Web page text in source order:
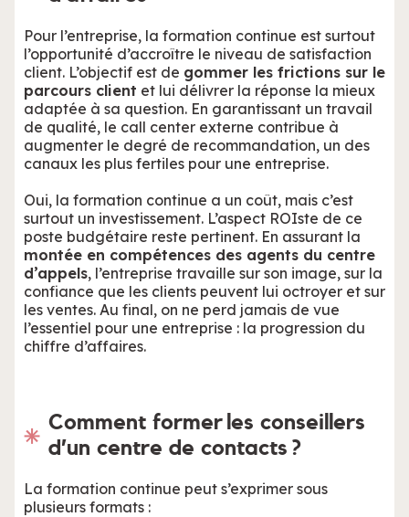
Pour l’entreprise, la formation continue est surtout
l’opportunité d’accroître le niveau de satisfaction
client. L’objectif est de gommer les frictions sur le
parcours client et lui délivrer la réponse la mieux
adaptée à sa question. En garantissant un travail
de qualité, le call center externe contribue à
augmenter le degré de recommandation, un des
canaux les plus fertiles pour une entreprise.
Oui, la formation continue a un coût, mais c’est
surtout un investissement. L’aspect ROIste de ce
poste budgétaire reste pertinent. En assurant la
montée en compétences des agents du centre
d’appels, l’entreprise travaille sur son image, sur la
confiance que les clients peuvent lui octroyer et sur
les ventes. Au final, on ne perd jamais de vue
l’essentiel pour une entreprise : la progression du
chiffre d’affaires.
Comment former les conseillers
d’un centre de contacts ?
La formation continue peut s’exprimer sous
plusieurs formats :